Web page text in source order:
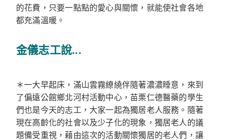
的花費，只要一點點的愛心與關懷，就能使社會各地
都充滿溫暖。
金儀志工說...
＊一大早起床，滿山雲霧繚繞伴隨著濃濃睡意，來到
了偏遠公館鄉北河村活動中心，苗栗仁德醫藥的學生
們也是今天的志工，大家一起為獨居老人服務。隨著
現在高齡化的社會以及少子化的現象，獨居老人的議
題備受重視，藉由這次的活動關懷獨居的老人們，讓